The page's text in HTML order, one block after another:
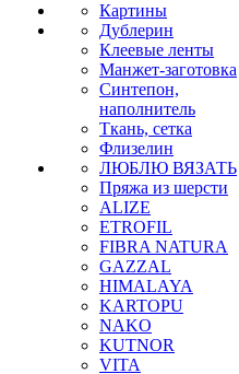
Картины
Дублерин
Клеевые ленты
Манжет-заготовка
Синтепон,
наполнитель
Ткань, сетка
Флизелин
ЛЮБЛЮ ВЯЗАТЬ
Пряжа из шерсти
ALIZE
ETROFIL
FIBRA NATURA
GAZZAL
HIMALAYA
KARTOPU
NAKO
KUTNOR
VITA